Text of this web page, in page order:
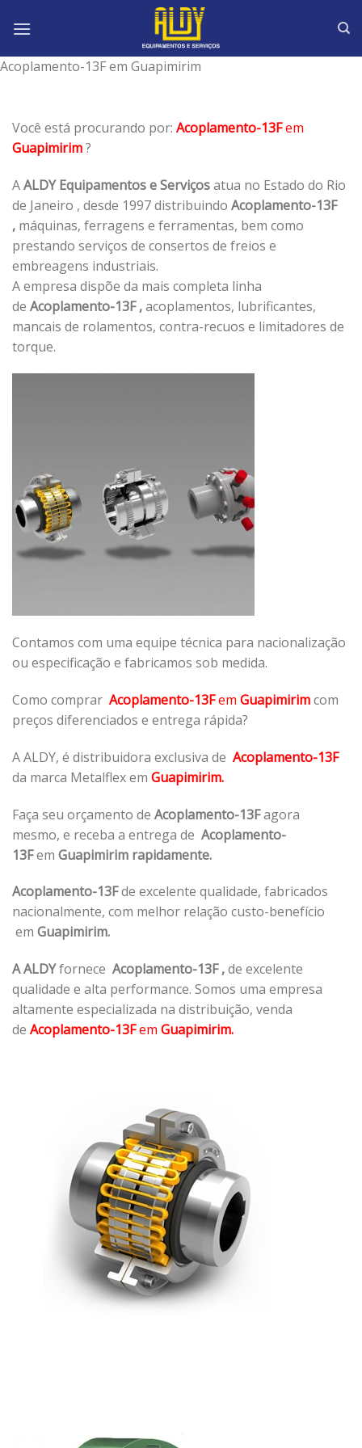
Acoplamento-13F em Guapimirim
Você está procurando por: Acoplamento-13Fem
Guapimirim?
AALDY Equipamentos e Serviçosatua no Estado do Rio
de Janeiro , desde 1997 distribuindo Acoplamento-13F
, máquinas, ferragens e ferramentas, bem como
prestando serviços de consertos de freios e
embreagens industriais.
A empresa dispõe da mais completa linha
de Acoplamento-13F ,acoplamentos, lubrificantes,
mancais de rolamentos, contra-recuos e limitadores de
torque.
Contamos com uma equipe técnica para nacionalização
ou especificação e fabricamos sob medida.
Como comprar Acoplamento-13Fem Guapimirimcom
preços diferenciados e entrega rápida?
A ALDY, é distribuidora exclusiva de Acoplamento-13F
da marca Metalflex em Guapimirim.
Faça seu orçamento de Acoplamento-13Fagora
mesmo, e receba a entrega de Acoplamento-
13Fem Guapimirim rapidamente.
Acoplamento-13Fde excelente qualidade, fabricados
nacionalmente, com melhor relação custo-benefício
em Guapimirim.
A ALDYfornece Acoplamento-13F ,de excelente
qualidade e alta performance. Somos uma empresa
altamente especializada na distribuição, venda
de Acoplamento-13Fem Guapimirim.